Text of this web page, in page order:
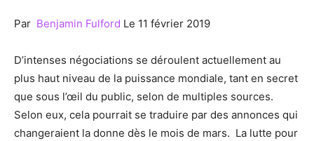
Par Benjamin Fulford Le 11 février 2019
D’intenses négociations se déroulent actuellement au
plus haut niveau de la puissance mondiale, tant en secret
que sous l’œil du public, selon de multiples sources.
Selon eux, cela pourrait se traduire par des annonces qui
changeraient la donne dès le mois de mars. La lutte pour